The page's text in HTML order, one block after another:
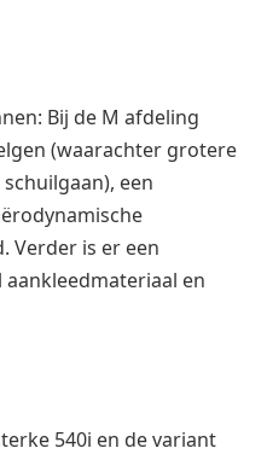
Bij de M afdeling
(waarachter grotere
een
Verder is er een
en
540i en de variant